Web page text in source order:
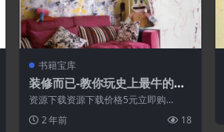
书籍宝库
装修而已-教你玩史上最牛的小
户型设计.PDF
资源下载资源下载价格5元立即购
2 年前 18